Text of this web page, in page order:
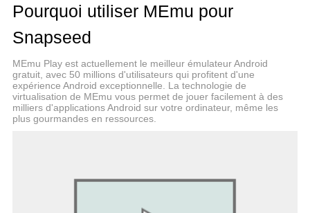
saturation de zones spécifiques sans modifier le
reste de la photo.
• Correction – supprimez facilement un élément
indésirable d'une photo
• Film – profitez de simulations réalistes et mises à
jour de films historiques célèbres
• Modification par lots – appliquez instantanément
looks et retouches à tout un lot de photos
• Bloom – créez une diffusion optique douce sur les
Pourquoi utiliser MEmu pour
Snapseed
MEmu Play est actuellement le meilleur émulateur Android
gratuit, avec 50 millions d'utilisateurs qui profitent d'une
expérience Android exceptionnelle. La technologie de
virtualisation de MEmu vous permet de jouer facilement à des
milliers d'applications Android sur votre ordinateur, même les
plus gourmandes en ressources.